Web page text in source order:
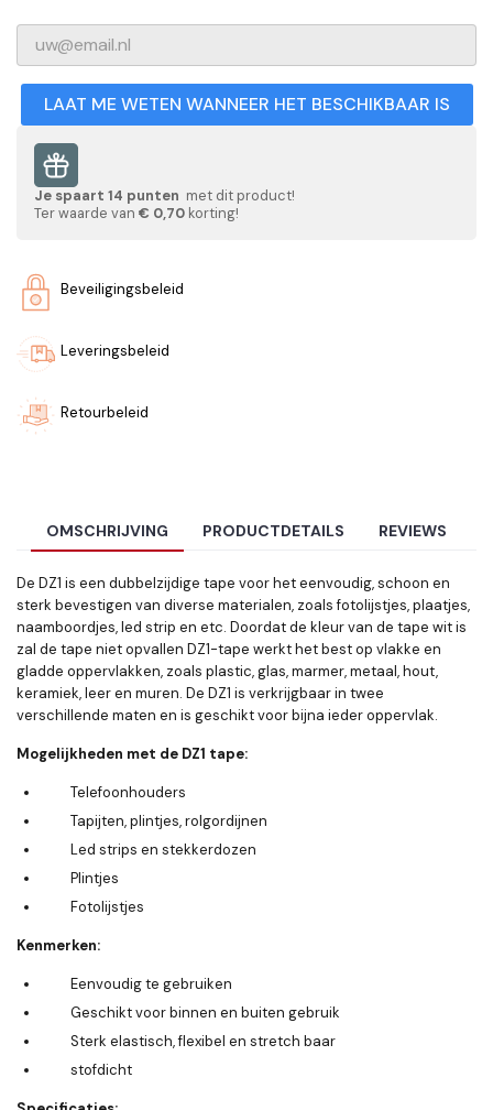
LAAT ME WETEN WANNEER HET BESCHIKBAAR IS
Je spaart 14 punten met dit product!
Ter waarde van € 0,70 korting!
Beveiligingsbeleid
Leveringsbeleid
Retourbeleid
OMSCHRIJVING PRODUCTDETAILS REVIEWS
De DZ1 is een dubbelzijdige tape voor het eenvoudig, schoon en
sterk bevestigen van diverse materialen, zoals fotolijstjes, plaatjes,
naamboordjes, led strip en etc. Doordat de kleur van de tape wit is
zal de tape niet opvallen DZ1-tape werkt het best op vlakke en
gladde oppervlakken, zoals plastic, glas, marmer, metaal, hout,
keramiek, leer en muren. De DZ1 is verkrijgbaar in twee
verschillende maten en is geschikt voor bijna ieder oppervlak.
Mogelijkheden met de DZ1 tape:
Telefoonhouders
Tapijten, plintjes, rolgordijnen
Led strips en stekkerdozen
Plintjes
Fotolijstjes
Kenmerken:
Eenvoudig te gebruiken
Geschikt voor binnen en buiten gebruik
Sterk elastisch, flexibel en stretch baar
stofdicht